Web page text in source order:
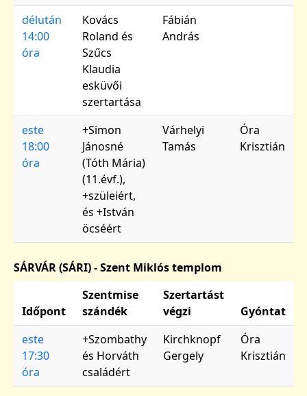
délután
14:00
óra
Kovács
Roland és
Szűcs
Klaudia
esküvői
szertartása
Fábián
András
este
18:00
óra
+Simon
Jánosné
(Tóth Mária)
(11.évf.),
+szüleiért,
és +István
öcséért
Várhelyi
Tamás
Óra
Krisztián
SÁRVÁR (SÁRI) - Szent Miklós templom
Időpont
Szentmise
szándék
Szertartást
végzi
Gyóntat
este
17:30
óra
+Szombathy
és Horváth
családért
Kirchknopf
Gergely
Óra
Krisztián